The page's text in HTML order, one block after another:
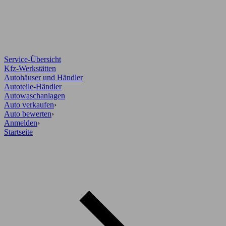
Service-Übersicht
Kfz-Werkstätten
Autohäuser und Händler
Autoteile-Händler
Autowaschanlagen
Auto verkaufen›
Auto bewerten›
Anmelden›
Startseite